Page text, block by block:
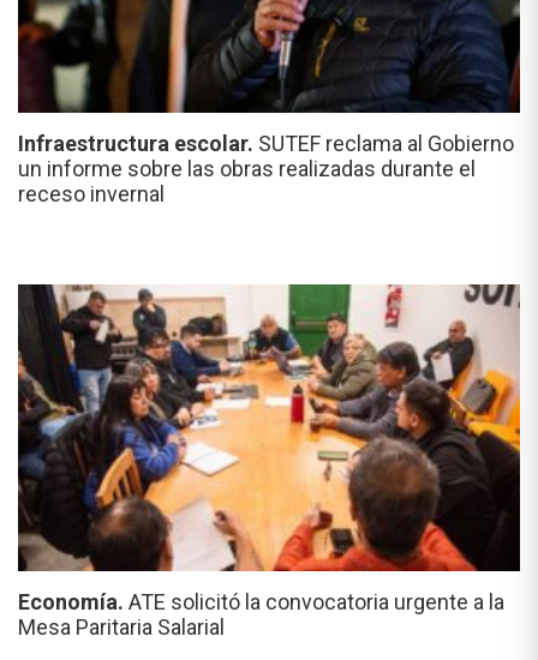
Infraestructura escolar. SUTEF reclama al Gobierno
un informe sobre las obras realizadas durante el
receso invernal
Economía. ATE solicitó la convocatoria urgente a la
Mesa Paritaria Salarial